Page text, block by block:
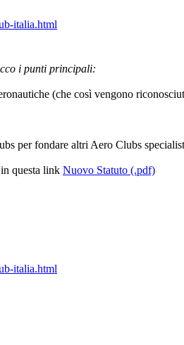
italia.html
i punti principali:
(che così vengono
per fondare altri Aero Clubs
questa link Nuovo Statuto (.pdf)
italia.html